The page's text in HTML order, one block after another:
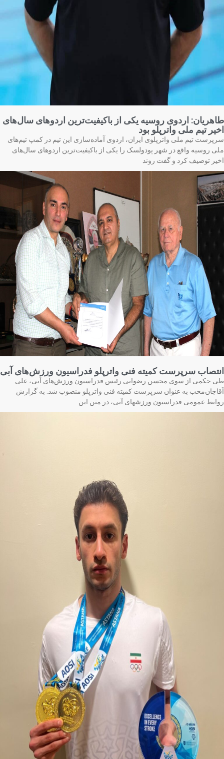
اردوی روسیه یکی از باکیفیت‌ترین اردوهای سال‌های
تیم ملی واترپلو بود
تیم ملی واترپلوی ایران، اردوی آماده‌سازی این تیم در کمپ تیم‌های
روسیه واقع در شهر پودولسک را یکی از باکیفیت‌ترین اردوهای سال‌های
توصیف کرد و گفت روند
سرپرست کمیته فنی واترپلو فدراسیون ورزش‌های آبی
حکمی از سوی محسن رضوانی رئیس فدراسیون ورزش‌های آبی، علی
به عنوان سرپرست کمیته فنی واترپلو منصوب شد. به گزارش
عمومی فدراسیون ورزشهای آبی، در متن این